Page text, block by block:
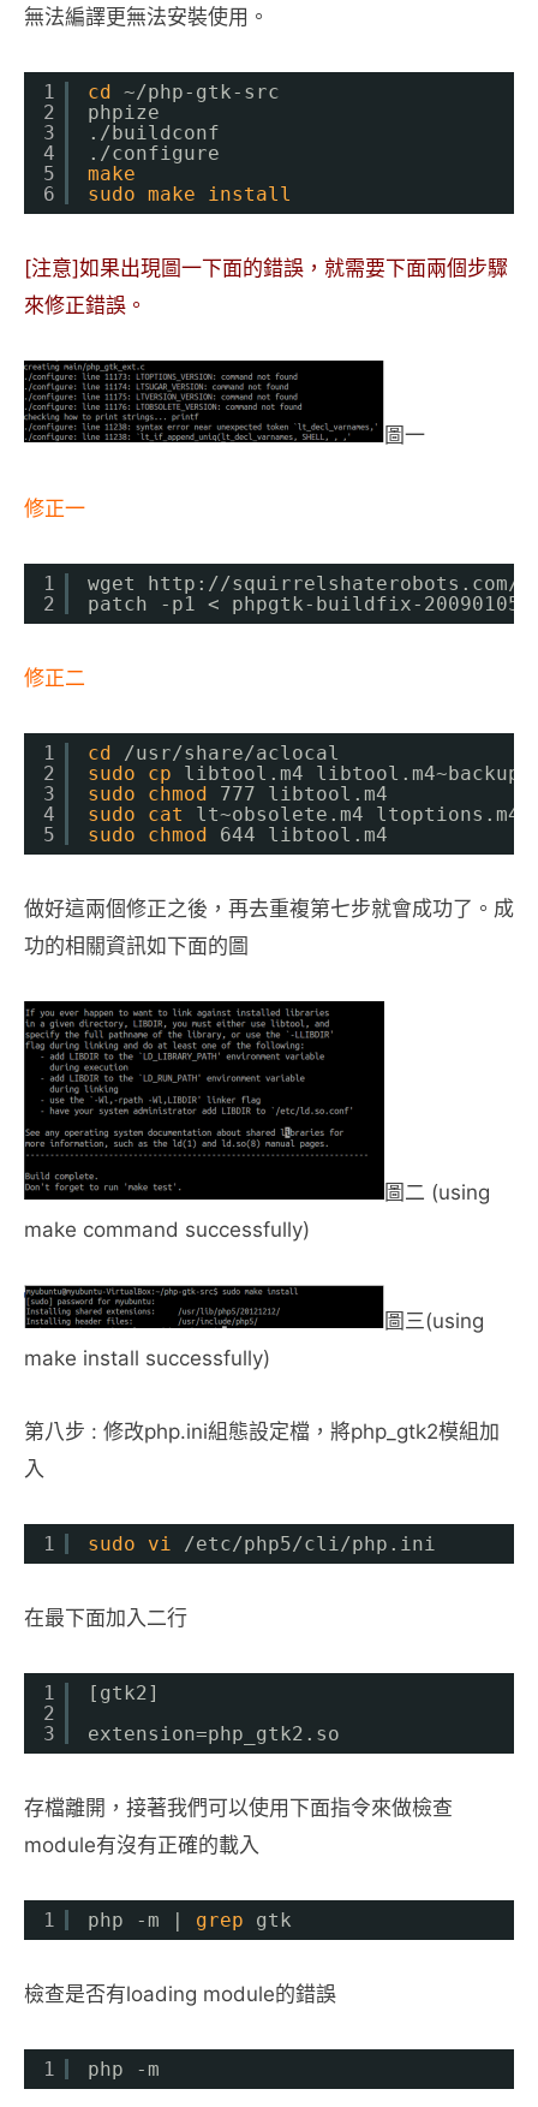
無法編譯更無法安裝使用。
1
2
3
4
5
6
cd ~/php-gtk-src
phpize
. /buildconf
. /configure
make
sudo make install
[注意]如果出現圖一下面的錯誤，就需要下面兩個步驟
來修正錯誤。
圖一
修正一
1
2
wget http: //squirrelshaterobots .com/
patch -p1 < phpgtk-buildfix-
修正二
1
2
3
4
5
cd
/usr/share/aclocal
sudo
cp
libtool.m4 libtool.m4~backup
sudo
chmod
777 libtool.m4
sudo
cat
lt~obsolete.m4 ltoptions.m4
sudo
chmod 644 libtool.m4
做好這兩個修正之後，再去重複第七步就會成功了。成
功的相關資訊如下面的圖
圖二 (using
make command successfully)
圖三(using
make install successfully)
第八步 : 修改php.ini組態設定檔，將php_gtk2模組加
入
1 sudo vi /etc/php5/cli/php .ini
在最下面加入二行
1
2
3
[gtk2]
extension=php_gtk2.so
存檔離開，接著我們可以使用下面指令來做檢查
module有沒有正確的載入
1 php -m | grep gtk
檢查是否有loading module的錯誤
1 php -m